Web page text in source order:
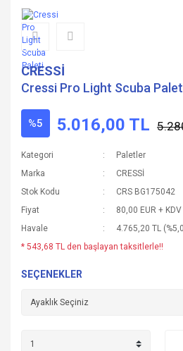
CRESSİ
Cressi Pro Light Scuba
%5 5.016,00 TL
Kategori
Paletler
Marka
CRESSİ
Stok Kodu
CRS BG175042
Fiyat
80,00 EUR + KDV
Havale
4.765,20 TL
* 543,68 TL den başlayan taksitlerle!!
SEÇENEKLER